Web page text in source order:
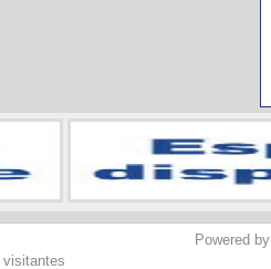
visitantes
Powered by